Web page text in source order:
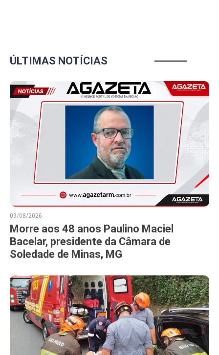
ÚLTIMAS NOTÍCIAS
09/08/2026
Morre aos 48 anos Paulino Maciel
Bacelar, presidente da Câmara de
Soledade de Minas, MG